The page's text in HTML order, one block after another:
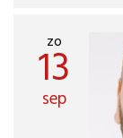
zo
13
sep